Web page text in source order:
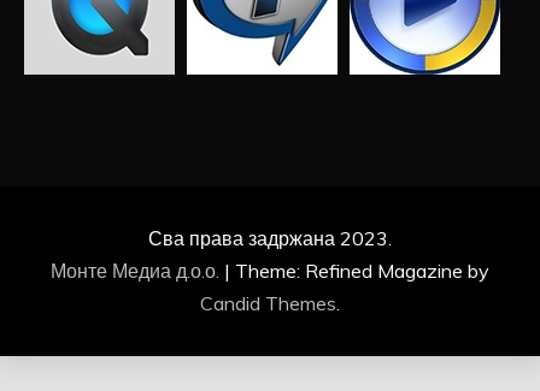
Сва права задржана 2023.
Монте Медиа д.о.о. | Theme: Refined Magazine by
Candid Themes.